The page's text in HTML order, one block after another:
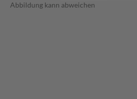
Abbildung kann abweichen